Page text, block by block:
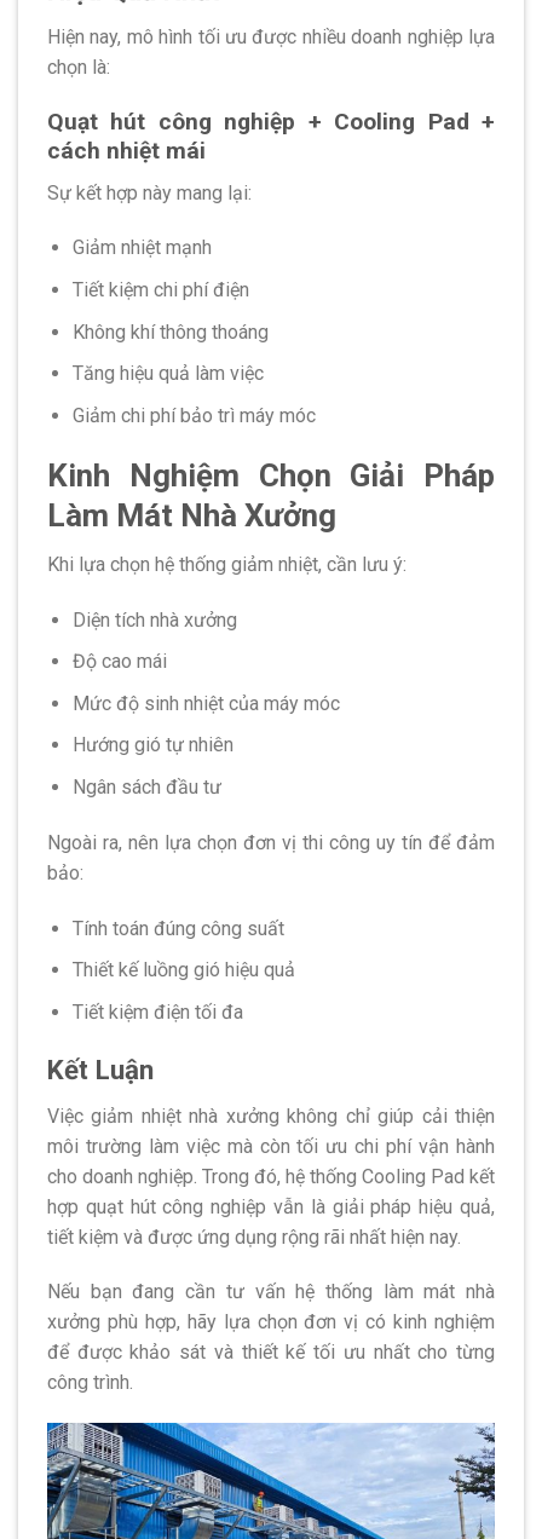
Hiện nay, mô hình tối ưu được nhiều doanh nghiệp lựa
chọn là:
Quạt hút công nghiệp + Cooling Pad +
cách nhiệt mái
Sự kết hợp này mang lại:
Giảm nhiệt mạnh
Tiết kiệm chi phí điện
Không khí thông thoáng
Tăng hiệu quả làm việc
Giảm chi phí bảo trì máy móc
Kinh Nghiệm Chọn Giải Pháp
Làm Mát Nhà Xưởng
Khi lựa chọn hệ thống giảm nhiệt, cần lưu ý:
Diện tích nhà xưởng
Độ cao mái
Mức độ sinh nhiệt của máy móc
Hướng gió tự nhiên
Ngân sách đầu tư
Ngoài ra, nên lựa chọn đơn vị thi công uy tín để đảm
bảo:
Tính toán đúng công suất
Thiết kế luồng gió hiệu quả
Tiết kiệm điện tối đa
Kết Luận
Việc giảm nhiệt nhà xưởng không chỉ giúp cải thiện
môi trường làm việc mà còn tối ưu chi phí vận hành
cho doanh nghiệp. Trong đó, hệ thống Cooling Pad kết
hợp quạt hút công nghiệp vẫn là giải pháp hiệu quả,
tiết kiệm và được ứng dụng rộng rãi nhất hiện nay.
Nếu bạn đang cần tư vấn hệ thống làm mát nhà
xưởng phù hợp, hãy lựa chọn đơn vị có kinh nghiệm
để được khảo sát và thiết kế tối ưu nhất cho từng
công trình.